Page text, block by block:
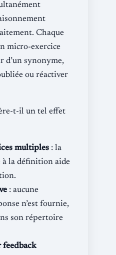
Chaque
micro-exercice
d’un synonyme,
ou réactiver
t-il un tel effet
multiples : la
à la définition aide
: aucune
n’est fournie,
son répertoire
feedback